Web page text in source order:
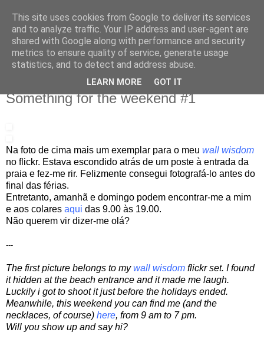
IN MY POCKET
all the things and people that i bring along with me everyday
Something for the weekend #1
Na foto de cima mais um exemplar para o meu wall wisdom
no flickr. Estava escondido atrás de um poste à entrada da
praia e fez-me rir. Felizmente consegui fotografá-lo antes do
final das férias.
Entretanto, amanhã e domingo podem encontrar-me a mim
e aos colares aqui das 9.00 às 19.00.
Não querem vir dizer-me olá?
---
The first picture belongs to mywall wisdom flickr set. I found
it hidden at the beach entrance and it made me laugh.
Luckily i got to shoot it just before the holidays ended.
Meanwhile, this weekend you can find me (and the
necklaces, of course) here, from 9 am to 7 pm.
Will you show up and say hi?
This site uses cookies from Google to deliver its services
and to analyze traffic. Your IP address and user-agent are
shared with Google along with performance and security
metrics to ensure quality of service, generate usage
statistics, and to detect and address abuse.
LEARN MORE GOT IT